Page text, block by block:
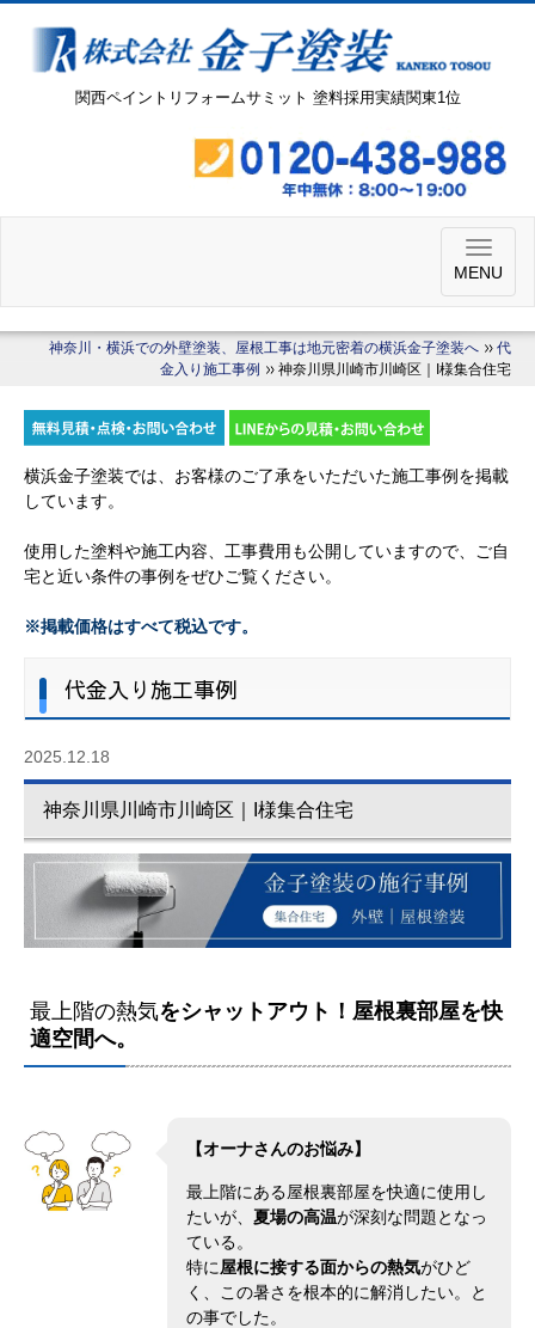
関西ペイントリフォームサミット 塗料採用実績関東1位
MENU
神奈川・横浜での外壁塗装、屋根工事は地元密着の横浜金子塗装へ
代
金入り施工事例
神奈川県川崎市川崎区｜I様集合住宅
横浜金子塗装では、お客様のご了承をいただいた施工事例を掲載
しています。
使用した塗料や施工内容、工事費用も公開していますので、ご自
宅と近い条件の事例をぜひご覧ください。
※掲載価格はすべて税込です。
代金入り施工事例
2025.12.18
神奈川県川崎市川崎区｜I様集合住宅
最上階の熱気をシャットアウト！屋根裏部屋を快
適空間へ。
【オーナさんのお悩み】
最上階にある屋根裏部屋を快適に使用し
たいが、 夏場の高温が深刻な問題となっ
ている。
特に屋根に接する面からの熱気がひど
く、この暑さを根本的に解消したい。と
の事でした。